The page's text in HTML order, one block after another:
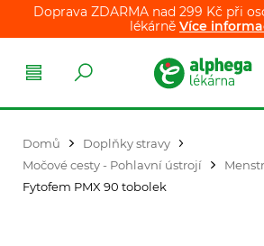
Doprava ZDARMA nad 299 Kč při
lékárně Více
Domů
Doplňky stravy
Močové cesty - Pohlavní ústrojí
Fytofem PMX 90 tobolek